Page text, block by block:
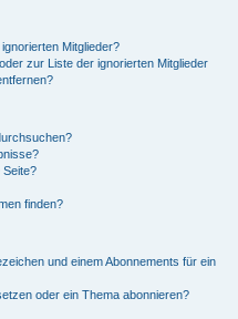
Mitglieder?
zur Liste der ignorierten Mitglieder
Seite?
finden?
und einem Abonnements für ein
oder ein Thema abonnieren?